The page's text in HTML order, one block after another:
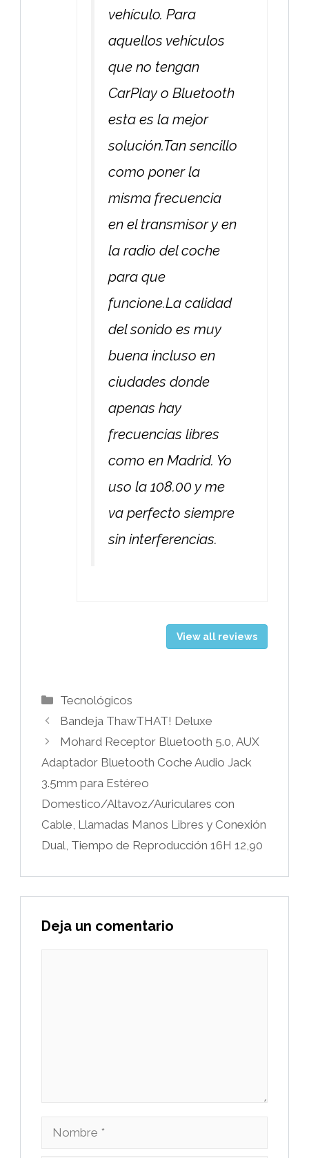
vehículo. Para
aquellos vehículos
que no tengan
CarPlay o Bluetooth
esta es la mejor
solución.Tan sencillo
como poner la
misma frecuencia
en el transmisor y en
la radio del coche
para que
funcione.La calidad
del sonido es muy
buena incluso en
ciudades donde
apenas hay
frecuencias libres
como en Madrid. Yo
uso la 108.00 y me
va perfecto siempre
sin interferencias.
View all reviews
Categorías
Tecnológicos
Bandeja ThawTHAT! Deluxe
Mohard Receptor Bluetooth 5.0, AUX
Adaptador Bluetooth Coche Audio Jack
3.5mm para Estéreo
Domestico/Altavoz/Auriculares con
Cable, Llamadas Manos Libres y Conexión
Dual, Tiempo de Reproducción 16H 12,90
Deja un comentario
Nombre